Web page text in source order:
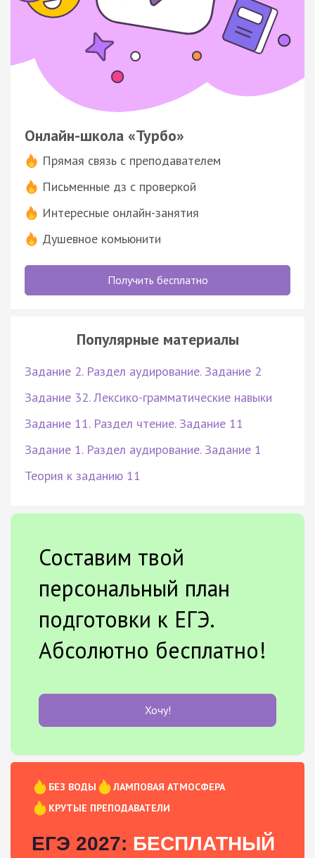
Онлайн-школа «Турбо»
Прямая связь с преподавателем
Письменные дз с проверкой
Интересные онлайн-занятия
Душевное комьюнити
Получить бесплатно
Популярные материалы
Задание 2. Раздел аудирование. Задание 2
Задание 32. Лексико-грамматические навыки
Задание 11. Раздел чтение. Задание 11
Задание 1. Раздел аудирование. Задание 1
Теория к заданию 11
Составим твой
персональный план
подготовки к ЕГЭ.
Абсолютно бесплатно!
Хочу!
БЕЗ ВОДЫ
ЛАМПОВАЯ АТМОСФЕРА
КРУТЫЕ ПРЕПОДАВАТЕЛИ
ЕГЭ 2027: БЕСПЛАТНЫЙ